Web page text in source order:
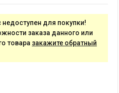
для покупки!
заказа данного или
товара закажите обратный